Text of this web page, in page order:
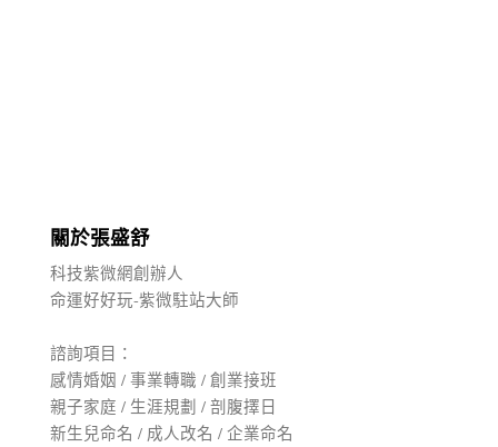
關於張盛舒
科技紫微網創辦人
命運好好玩-紫微駐站大師
諮詢項目：
感情婚姻 / 事業轉職 / 創業接班
親子家庭 / 生涯規劃 / 剖腹擇日
新生兒命名 / 成人改名 / 企業命名